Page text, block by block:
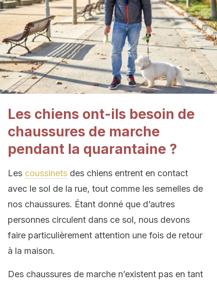
Les chiens ont-ils besoin de
chaussures de marche
pendant la quarantaine ?
Les coussinets des chiens entrent en contact
avec le sol de la rue, tout comme les semelles de
nos chaussures. Étant donné que d’autres
personnes circulent dans ce sol, nous devons
faire particulièrement attention une fois de retour
à la maison.
Des chaussures de marche n’existent pas en tant